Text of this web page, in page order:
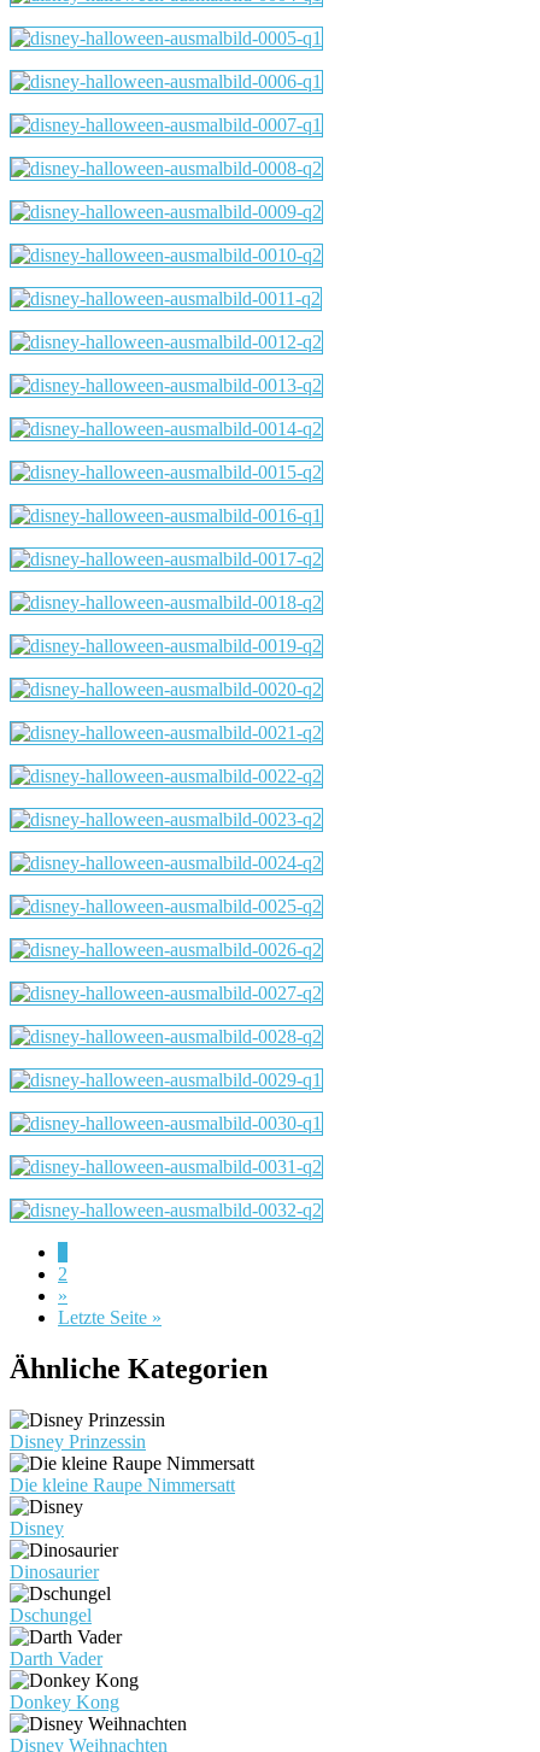
2
»
Letzte Seite »
Ähnliche Kategorien
Disney Prinzessin
Die kleine Raupe Nimmersatt
Disney
Dinosaurier
Dschungel
Darth Vader
Donkey Kong
Disney Weihnachten